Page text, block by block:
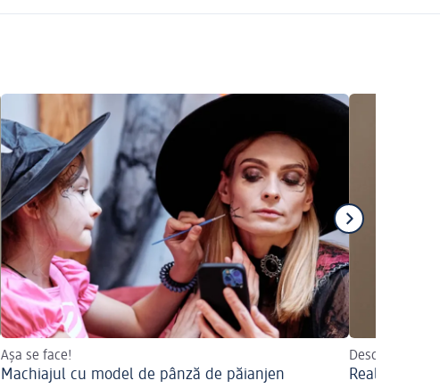
Așa se face!
Machiajul cu model de pânză de păianjen
Descoperiți
Realizați